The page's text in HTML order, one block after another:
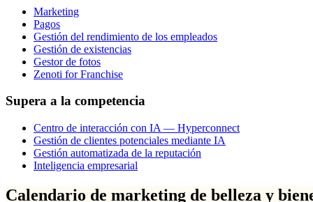
Marketing
Pagos
Gestión del rendimiento de los empleados
Gestión de existencias
Gestor de fotos
Zenoti for Franchise
Supera a la competencia
Centro de interacción con IA — Hyperconnect
Gestión de clientes potenciales mediante IA
Gestión automatizada de la reputación
Inteligencia empresarial
Calendario de marketing de belleza y